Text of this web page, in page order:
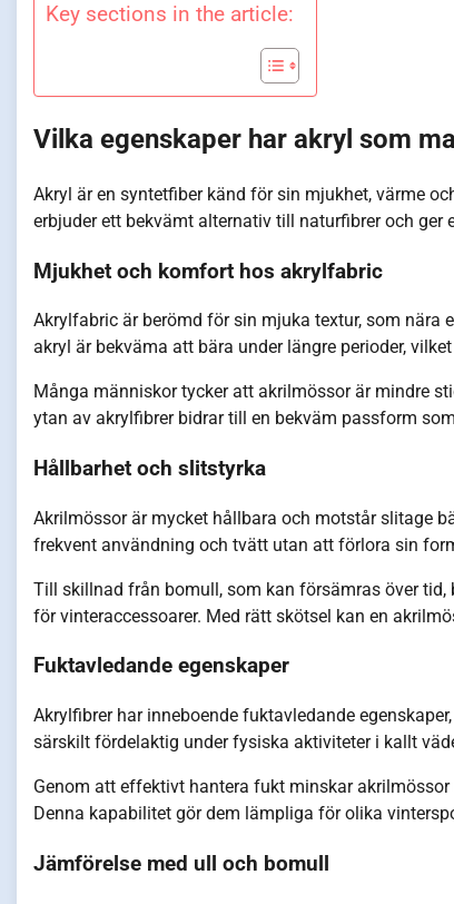
Key sections in the article:
Vilka egenskaper har akryl som
Akryl är en syntetfiber känd för sin mjukhet, värme
erbjuder ett bekvämt alternativ till naturfibrer och
Mjukhet och komfort hos akrylfabric
Akrylfabric är berömd för sin mjuka textur, som
akryl är bekväma att bära under längre perioder,
Många människor tycker att akrilmössor är mindre
ytan av akrylfibrer bidrar till en bekväm passform
Hållbarhet och slitstyrka
Akrilmössor är mycket hållbara och motstår slitage
frekvent användning och tvätt utan att förlora sin
Till skillnad från bomull, som kan försämras över
för vinteraccessoarer. Med rätt skötsel kan en
Fuktavledande egenskaper
Akrylfibrer har inneboende fuktavledande
särskilt fördelaktig under fysiska aktiviteter i kallt
Genom att effektivt hantera fukt minskar
Denna kapabilitet gör dem lämpliga för olika
Jämförelse med ull och bomull